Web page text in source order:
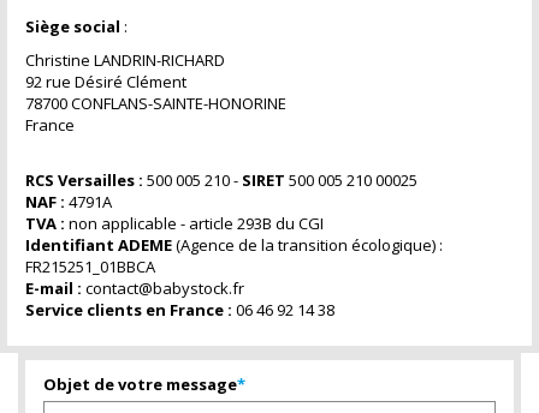
Siège social :
Christine LANDRIN-RICHARD
92 rue Désiré Clément
78700 CONFLANS-SAINTE-HONORINE
France
RCS Versailles : 500 005 210 - SIRET 500 005 210 00025
NAF : 4791A
TVA : non applicable - article 293B du CGI
Identifiant ADEME(Agence de la transition écologique) :
FR215251_01BBCA
E-mail : contact@babystock.fr
Service clients en France : 06 46 92 14 38
Objet de votre message*